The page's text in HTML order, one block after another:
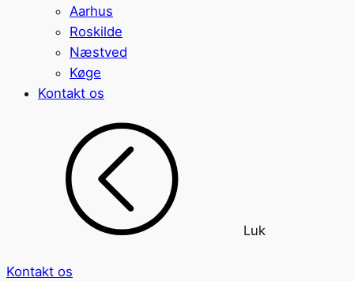
Aarhus
Roskilde
Næstved
Køge
Kontakt os
Luk
Kontakt os